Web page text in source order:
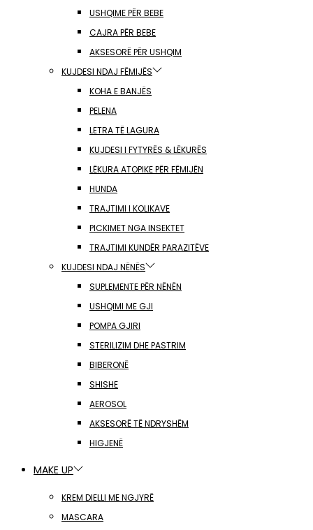
USHQIME PËR BEBE
CAJRA PËR BEBE
AKSESORË PËR USHQIM
KUJDESI NDAJ FËMIJËS
KOHA E BANJËS
PELENA
LETRA TË LAGURA
KUJDESI I FYTYRËS & LËKURËS
LËKURA ATOPIKE PËR FËMIJËN
HUNDA
TRAJTIMI I KOLIKAVE
PICKIMET NGA INSEKTET
TRAJTIMI KUNDËR PARAZITËVE
KUJDESI NDAJ NËNËS
SUPLEMENTE PËR NËNËN
USHQIMI ME GJI
POMPA GJIRI
STERILIZIM DHE PASTRIM
BIBERONË
SHISHE
AEROSOL
AKSESORË TË NDRYSHËM
HIGJENË
MAKE UP
KREM DIELLI ME NGJYRË
MASCARA